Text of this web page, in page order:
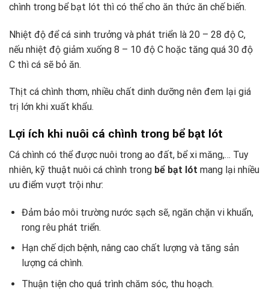
chình trong bể bạt lót thì có thể cho ăn thức ăn chế biến.
Nhiệt độ để cá sinh trưởng và phát triển là 20 – 28 độ C,
nếu nhiệt độ giảm xuống 8 – 10 độ C hoặc tăng quá 30 độ
C thì cá sẽ bỏ ăn.
Thịt cá chình thơm, nhiều chất dinh dưỡng nên đem lại giá
trị lớn khi xuất khẩu.
Lợi ích khi nuôi cá chình trong bể bạt lót
Cá chình có thể được nuôi trong ao đất, bể xi măng,… Tuy
nhiên, kỹ thuật nuôi cá chình trong bể bạt lót mang lại nhiều
ưu điểm vượt trội như:
Đảm bảo môi trường nước sạch sẽ, ngăn chặn vi khuẩn,
rong rêu phát triển.
Hạn chế dịch bệnh, nâng cao chất lượng và tăng sản
lượng cá chình.
Thuận tiện cho quá trình chăm sóc, thu hoạch.